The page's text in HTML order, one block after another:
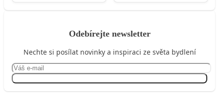
Odebírejte newsletter
Nechte si posílat novinky a inspiraci ze světa bydlení